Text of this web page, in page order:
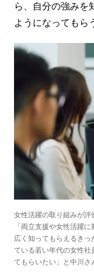
ら、自分の強みを
ようになってもら
女性活躍の取り組みが評
「両立支援や女性活躍
広く知ってもらえるきっ
ている若い年代の女性社
てもらいたい」と中川さ